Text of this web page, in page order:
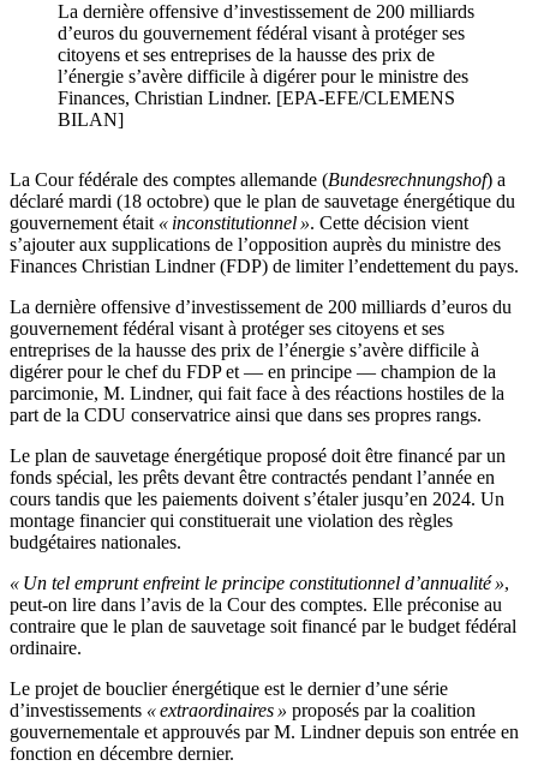
La dernière offensive d’investissement de 200 milliards
d’euros du gouvernement fédéral visant à protéger ses
citoyens et ses entreprises de la hausse des prix de
l’énergie s’avère difficile à digérer pour le ministre des
Finances, Christian Lindner. [EPA-EFE/CLEMENS
BILAN]
La Cour fédérale des comptes allemande (Bundesrechnungshof) a
déclaré mardi (18 octobre) que le plan de sauvetage énergétique du
gouvernement était « inconstitutionnel ». Cette décision vient
s’ajouter aux supplications de l’opposition auprès du ministre des
Finances Christian Lindner (FDP) de limiter l’endettement du pays.
La dernière offensive d’investissement de 200 milliards d’euros du
gouvernement fédéral visant à protéger ses citoyens et ses
entreprises de la hausse des prix de l’énergie s’avère difficile à
digérer pour le chef du FDP et — en principe — champion de la
parcimonie, M. Lindner, qui fait face à des réactions hostiles de la
part de la CDU conservatrice ainsi que dans ses propres rangs.
Le plan de sauvetage énergétique proposé doit être financé par un
fonds spécial, les prêts devant être contractés pendant l’année en
cours tandis que les paiements doivent s’étaler jusqu’en 2024. Un
montage financier qui constituerait une violation des règles
budgétaires nationales.
« Un tel emprunt enfreint le principe constitutionnel d’annualité »,
peut-on lire dans l’avis de la Cour des comptes. Elle préconise au
contraire que le plan de sauvetage soit financé par le budget fédéral
ordinaire.
Le projet de bouclier énergétique est le dernier d’une série
d’investissements « extraordinaires » proposés par la coalition
gouvernementale et approuvés par M. Lindner depuis son entrée en
fonction en décembre dernier.